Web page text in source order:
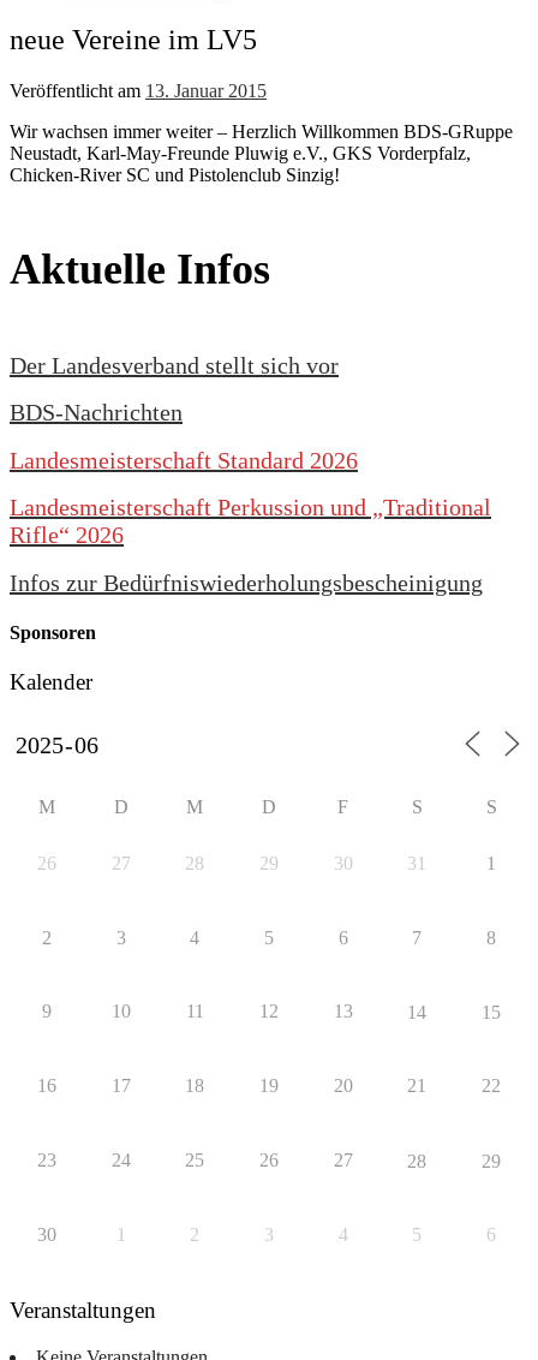
neue Vereine im LV5
Veröffentlicht am 13. Januar 2015
Wir wachsen immer weiter – Herzlich Willkommen BDS-GRuppe
Neustadt, Karl-May-Freunde Pluwig e.V., GKS Vorderpfalz,
Chicken-River SC und Pistolenclub Sinzig!
Aktuelle Infos
Der Landesverband stellt sich vor
BDS-Nachrichten
Landesmeisterschaft Standard 2026
Landesmeisterschaft Perkussion und „Traditional
Rifle“ 2026
Infos zur Bedürfniswiederholungsbescheinigung
Sponsoren
Kalender
M D M D F S S
26 27 28 29 30 31 1
2 3 4 5 6 7 8
9 10 11 12 13 14 15
16 17 18 19 20 21 22
23 24 25 26 27 28 29
30 1 2 3 4 5 6
Veranstaltungen